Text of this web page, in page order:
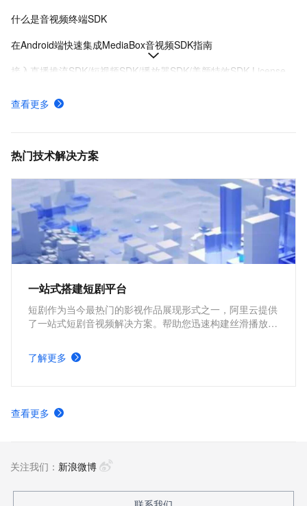
什么是音视频终端SDK
在Android端快速集成MediaBox音视频SDK指南
接入直播推流SDK/短视频SDK/播放器SDK/美颜特效SDK License
MediaBox音视频SDK Demo体验
MediaBox音视频SDK计费项说明及购买方式
查看更多
热门技术解决方案
一站式搭建短剧平台
短剧作为当今最热门的影视作品展现形式之一，阿里云提供
了一站式短剧音视频解决方案。帮助您迅速构建丝滑播放体
能生产的短剧平台。
了解更多
查看更多
关注我们： 新浪微博